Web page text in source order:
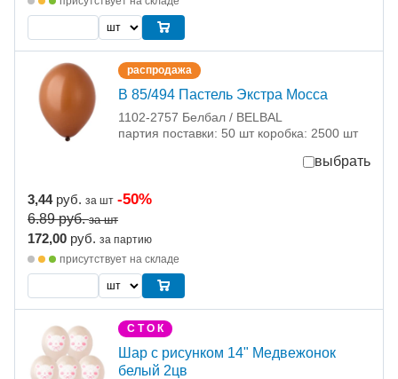
распродажа
В 85/494 Пастель Экстра Mocca
1102-2757 Белбал / BELBAL
партия поставки: 50 шт коробка: 2500 шт
выбрать
3,44 руб. за шт -50%
6.89руб. за шт
172,00 руб. за партию
присутствует на складе
С Т О К
Шар с рисунком 14" Медвежонок
белый 2цв